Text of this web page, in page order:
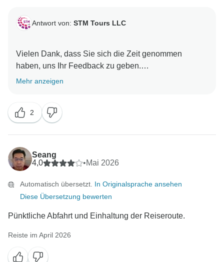
Antwort von: STM Tours LLC
Vielen Dank, dass Sie sich die Zeit genommen
haben, uns Ihr Feedback zu geben.
während der gesamten Reise behilflich war. Es ist
auch schön zu wissen, dass Sie den Ausflug zur
Amalfiküste, nach Sorrent und Positano genossen
haben und dass Giovanni Ihnen das Erlebnis
angenehm gemacht hat.
Wir freuen uns über Ihre Kommentare zur Struktur der
Tour und zum Einzelzimmerzuschlag. Wir verstehen,
erhebliche Zusatzkosten empfinden können. Wir
schätzen dieses Feedback, da wir unser Angebot und
Mehr anzeigen
2
Seang
4,0
•Mai 2026
Automatisch übersetzt. In Originalsprache ansehen
Diese Übersetzung bewerten
Pünktliche Abfahrt und Einhaltung der Reiseroute.
Reiste im April 2026